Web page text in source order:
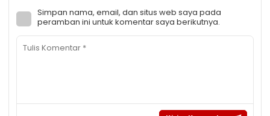
Simpan nama, email, dan situs web saya pada
peramban ini untuk komentar saya berikutnya.